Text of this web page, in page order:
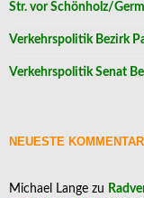
Str. vor Schönholz/
Verkehrspolitik Bezirk
Verkehrspolitik Senat
NEUESTE
Michael Lange zu